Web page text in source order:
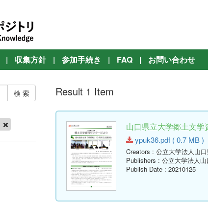
| 収集方針 | 参加手続き | FAQ | お問い合わせ
Result 1 Item
山口県立大学郷土文
ypuk36.pdf ( 0.7 MB )
Creators : 公立大学法人山
Publishers : 公立大学法人
Publish Date : 20210125